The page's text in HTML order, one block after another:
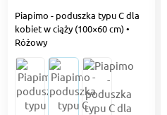
Piapimo - poduszka typu C dla
kobiet w ciąży (100×60 cm) •
Różowy